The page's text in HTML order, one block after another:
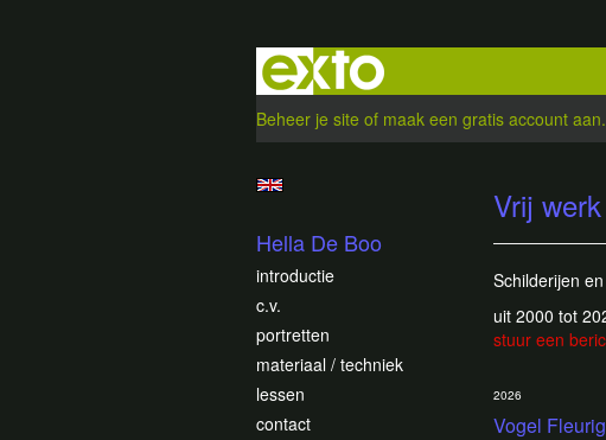
Beheer je site of maak een gratis account aan.
Vrij werk
Schilderijen
uit 2000 tot
stuur een
Vogel Fleurig
2026
Hella De Boo
introductie
c.v.
portretten
materiaal / techniek
lessen
contact